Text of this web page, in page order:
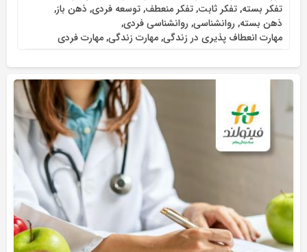
تفکر بسته,تفکر ثابت,تفکر منعطف,توسعه فردی, ذهن باز,
ذهن بسته, روانشناسی, روانشناسی فردی,
مهارت انعطاف پذیری در زندگی,مهارت زندگی,مهارت فردی